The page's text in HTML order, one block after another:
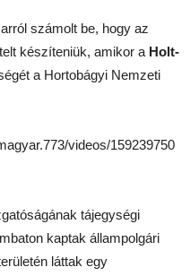
számolt be, hogy az
készíteniük, amikor a Holt-
a Hortobágyi Nemzeti
videos/159239750
tájegységi
kaptak állampolgári
láttak egy